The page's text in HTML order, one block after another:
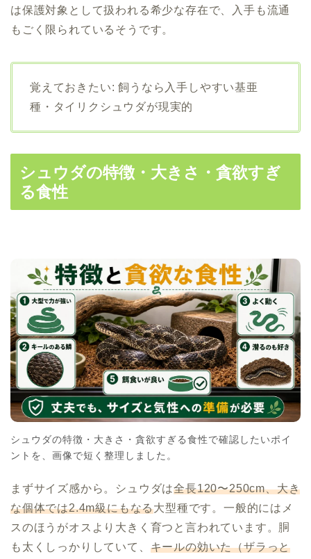
は保護対象として扱われる希少な存在で、入手も流通
もごく限られているそうです。
覚えておきたい: 飼うなら入手しやすい基亜
種・タイリクシュウダが現実的
シュウダの特徴・大きさ・貪欲すぎ
る食性
シュウダの特徴・大きさ・貪欲すぎる食性で確認したいポイ
ントを、画像で短く整理しました。
まずサイズ感から。シュウダは全長120〜250cm、大き
な個体では2.4m級にもなる大型種です。一般的にはメ
スのほうがオスより大きく育つと言われています。胴
も太くしっかりしていて、 キールの効いた（ザラっと